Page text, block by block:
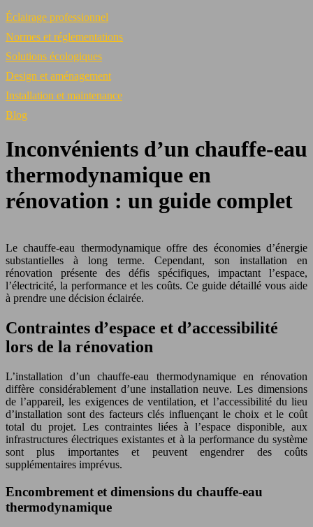
Éclairage professionnel
Normes et réglementations
Solutions écologiques
Design et aménagement
Installation et maintenance
Blog
Inconvénients d’un chauffe-eau
thermodynamique en
rénovation : un guide complet
Le chauffe-eau thermodynamique offre des économies d’énergie
substantielles à long terme. Cependant, son installation en
rénovation présente des défis spécifiques, impactant l’espace,
l’électricité, la performance et les coûts. Ce guide détaillé vous aide
à prendre une décision éclairée.
Contraintes d’espace et d’accessibilité
lors de la rénovation
L’installation d’un chauffe-eau thermodynamique en rénovation
diffère considérablement d’une installation neuve. Les dimensions
de l’appareil, les exigences de ventilation, et l’accessibilité du lieu
d’installation sont des facteurs clés influençant le choix et le coût
total du projet. Les contraintes liées à l’espace disponible, aux
infrastructures électriques existantes et à la performance du système
sont plus importantes et peuvent engendrer des coûts
supplémentaires imprévus.
Encombrement et dimensions du chauffe-eau
thermodynamique